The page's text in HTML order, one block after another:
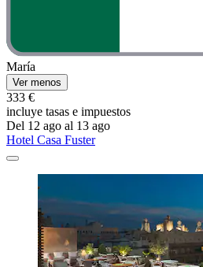
María
Ver menos
333 €
incluye tasas e impuestos
Del 12 ago al 13 ago
Hotel Casa Fuster